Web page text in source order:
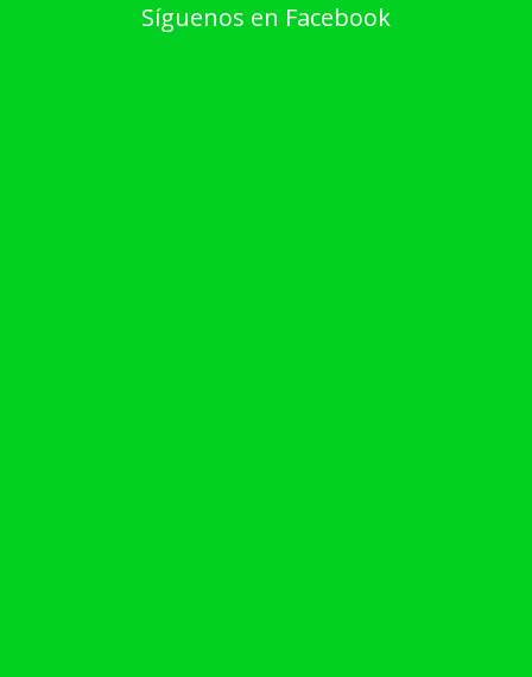
Síguenos en Facebook